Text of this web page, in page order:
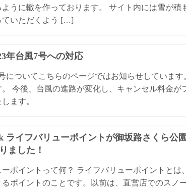
うに轍を作っております。 サイト内には雪が
ていただくよう […]
年台風7号への対応
についてこちらのページではお知らせしていま
今後、台風の進路が変化し、キャンセル料金
ます。
ライフバリューポイントが御坂路さくら公
ました！
ポイントって何？ ライフバリューポイントとは
るポイントのことです。以前は、直営店でのスノ